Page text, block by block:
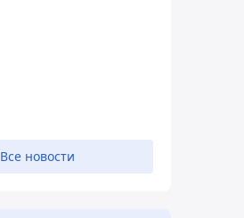
Все новости